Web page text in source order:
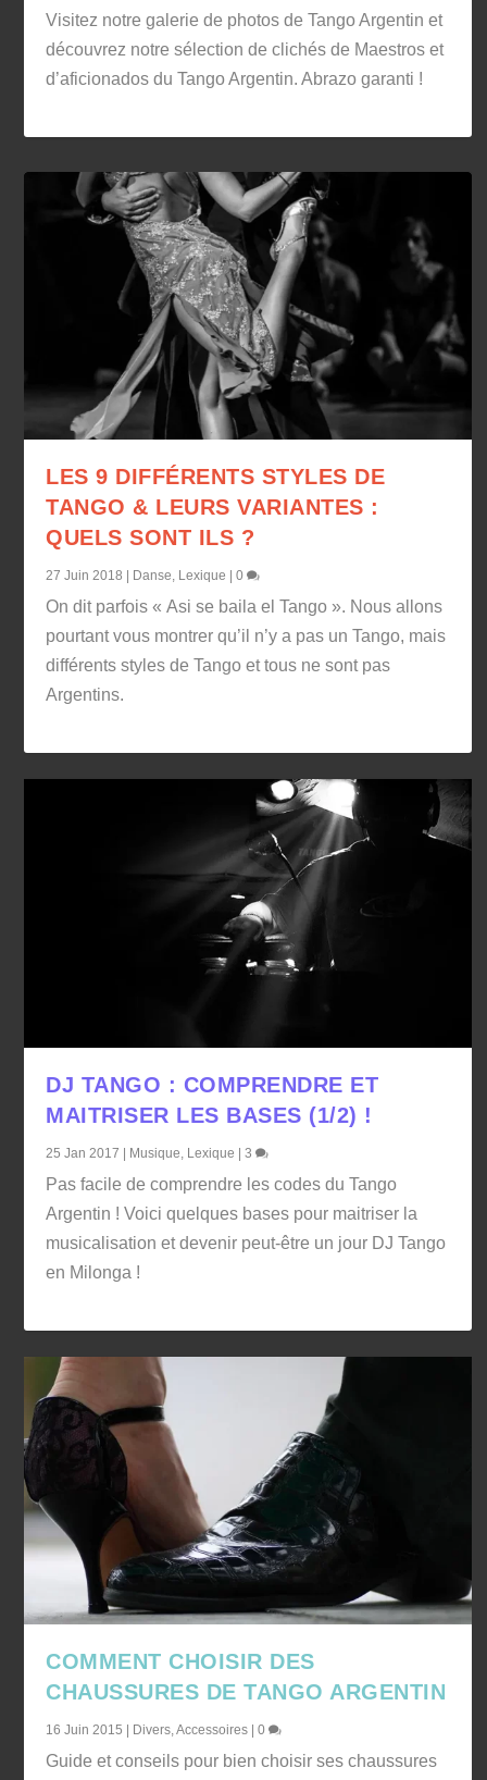
Visitez notre galerie de photos de Tango Argentin et
découvrez notre sélection de clichés de Maestros et
d’aficionados du Tango Argentin. Abrazo garanti !
LES 9 DIFFÉRENTS STYLES DE
TANGO & LEURS VARIANTES :
QUELS SONT ILS ?
27 Juin 2018 Danse, Lexique |0
On dit parfois « Asi se baila el Tango ». Nous allons
pourtant vous montrer qu’il n’y a pas un Tango, mais
différents styles de Tango et tous ne sont pas
Argentins.
DJ TANGO : COMPRENDRE ET
MAITRISER LES BASES (1/2) !
25 Jan 2017 | Musique, Lexique |3
Pas facile de comprendre les codes du Tango
Argentin ! Voici quelques bases pour maitriser la
musicalisation et devenir peut-être un jour DJ Tango
en Milonga !
COMMENT CHOISIR DES
CHAUSSURES DE TANGO ARGENTIN
16 Juin 2015 Divers,Accessoires |0
Guide et conseils pour bien choisir ses chaussures